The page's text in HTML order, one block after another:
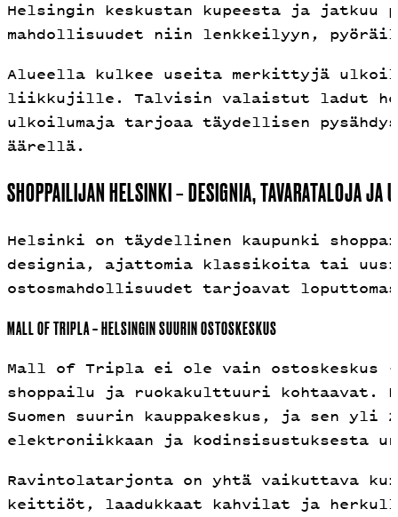
Helsingin keskustan kupeesta ja
mahdollisuudet niin lenkkeilyyn,
Alueella kulkee useita merkittyjä
liikkujille. Talvisin valaistut ladut
ulkoilumaja tarjoaa täydellisen
äärellä.
SHOPPAILIJAN HELSINKI – DESIGNIA, TAVARATALOJA JA
Helsinki on täydellinen kaupunki
designia, ajattomia klassikoita tai
ostosmahdollisuudet tarjoavat
MALL OF TRIPLA – HELSINGIN SUURIN OSTOSKESKUS
Mall of Tripla ei ole vain ostoskeskus –
shoppailu ja ruokakulttuuri kohtaavat.
Suomen suurin kauppakeskus, ja sen
elektroniikkaan ja kodinsisustuksesta
Ravintolatarjonta on yhtä vaikuttava
keittiöt, laadukkaat kahvilat ja